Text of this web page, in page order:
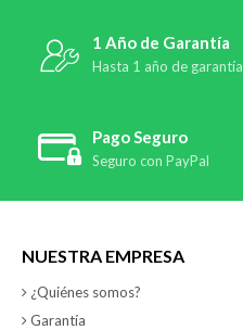
1 Año de Garantía
Hasta 1 año de garantía
Pago Seguro
Seguro con PayPal
NUESTRA EMPRESA
¿Quiénes somos?
Garantía